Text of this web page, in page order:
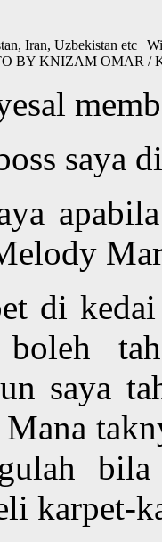
Iran, Uzbekistan etc |
BY KNIZAM OMAR
saya
di
boleh
saya
karpet-